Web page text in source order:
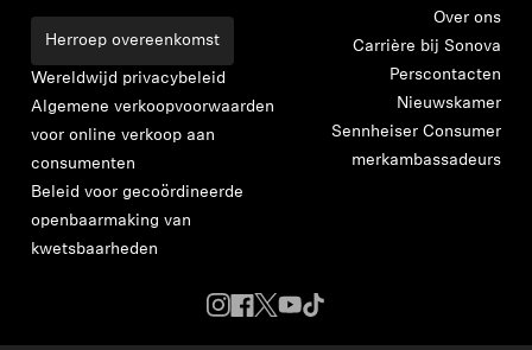
Herroep overeenkomst
Wereldwijd privacybeleid
Algemene verkoopvoorwaarden
voor online verkoop aan
consumenten
Beleid voor gecoördineerde
openbaarmaking van
kwetsbaarheden
Over ons
Carrière bij Sonova
Perscontacten
Nieuwskamer
Sennheiser Consumer
merkambassadeurs